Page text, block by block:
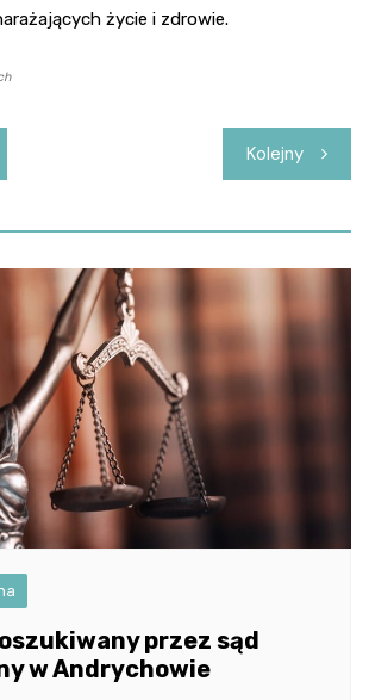
życie i zdrowie.
Kolejny
przez sąd
w Andrychowie